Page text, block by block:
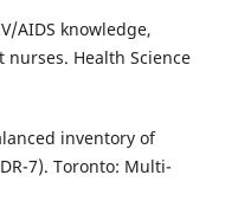
AIDS knowledge,
Health Science
inventory of
7). Toronto: Multi-